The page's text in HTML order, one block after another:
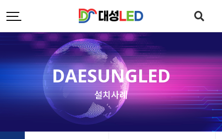
DAESUNGLED
설치사례